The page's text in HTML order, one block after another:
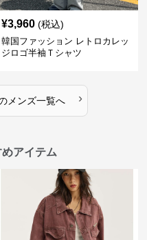
¥3,960 (税込)
韓国ファッション レトロカレッ
ジロゴ半袖Ｔシャツ
メンズ一覧へ ›
アイテム